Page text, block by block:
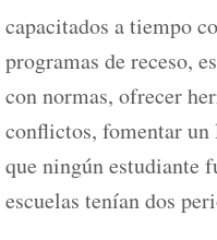
capacitados a tiempo
programas de receso,
con normas, ofrecer
conflictos, fomentar
que ningún estudiante
escuelas tenían dos